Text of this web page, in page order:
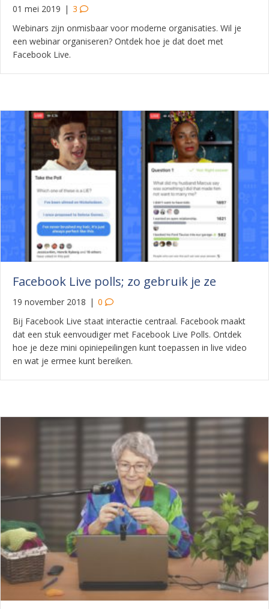
01 mei 2019 | 3
Webinars zijn onmisbaar voor moderne organisaties. Wil je
een webinar organiseren? Ontdek hoe je dat doet met
Facebook Live.
Facebook Live polls; zo gebruik je ze
19 november 2018 | 0
Bij Facebook Live staat interactie centraal. Facebook maakt
dat een stuk eenvoudiger met Facebook Live Polls. Ontdek
hoe je deze mini opiniepeilingen kunt toepassen in live video
en wat je ermee kunt bereiken.